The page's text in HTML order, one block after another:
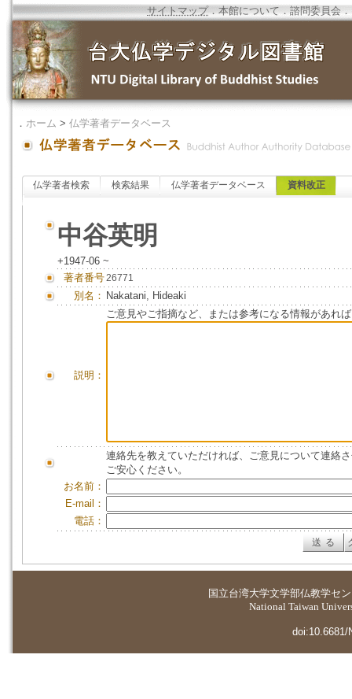
サイトマップ．本館について ．諮問委員会 ．
． ホーム > 仏学著者データベース
仏学著者検索 検索結果 仏学著者データベース 資料改正
中谷英明
+1947-06 ~
著者番号26771
別名： Nakatani, Hideaki
説明：
ご意見やご指摘など、または参考になる情報があれ
連絡先を教えていただければ、ご意見について連絡
ご安心ください。
お名前：
E-mail：
電話：
国立台湾大学文学部仏教学セ
National Taiwan
doi:10.6681/